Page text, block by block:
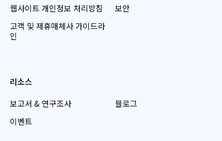
웹사이트 개인정보 처리방침
고객 및 제휴매체사 가이드라
인
보안
리소스
보고서 & 연구조사
이벤트
블로그